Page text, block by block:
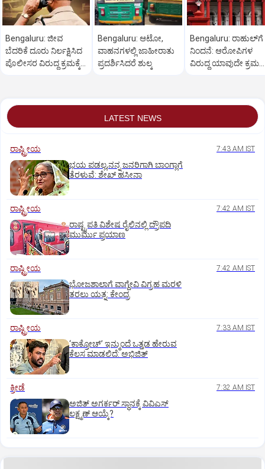
Bengaluru: ಜೀವ
ಬೆದರಿಕೆ ದೂರು ನಿರ್ಲಕ್ಷಿಸಿದ
ಪೊಲೀಸರ ವಿರುದ್ಧ ಕ್ರಮಕ್ಕೆ
Bengaluru: ಆಟೋ,
ವಾಹನಗಳಲ್ಲಿ ಜಾಹೀರಾತು
ಪ್ರದರ್ಶಿಸಿದರೆ ಶುಲ್ಕ
Bengaluru: ರಾಹುಲ್‌ಗೆ
ನಿಂದನೆ: ಆರೋಪಿಗಳ
ವಿರುದ್ಧ ಯಾವುದೇ ಕ್ರಮ
LATEST NEWS
ರಾಷ್ಟ್ರೀಯ 7:43 AM IST
ಭಯ ಪಡಲ್ಲ,ನನ್ನ ಜನರಿಗಾಗಿ ಬಾಂಗ್ಲಾಗೆ
ತೆರಳುವೆ: ಶೇಖ್‌ ಹಸೀನಾ
ರಾಷ್ಟ್ರೀಯ 7:42 AM IST
ರಾಷ್ಟ್ರಪತಿ ವಿಶೇಷ ರೈಲಿನಲ್ಲಿ ದ್ರೌಪದಿ
ಮುರ್ಮು ಪ್ರಯಾಣ
ರಾಷ್ಟ್ರೀಯ 7:42 AM IST
ಭೋಜಶಾಲಾಗೆ ವಾಗ್ದೇವಿ ವಿಗ್ರಹ ಮರಳಿ
ತರಲು ಯತ್ನ: ಕೇಂದ್ರ
ರಾಷ್ಟ್ರೀಯ 7:33 AM IST
‘ಕಾಕ್ರೋಚ್’ ಇನ್ಮುಂದೆ ಒತ್ತಡ ಹೇರುವ
ಕೆಲಸ ಮಾಡಲಿದೆ: ಅಭಿಜಿತ್
ಕ್ರೀಡೆ 7:32 AM IST
ಅಜಿತ್‌ ಅಗರ್ಕರ್‌ ಸ್ಥಾನಕ್ಕೆ ವಿವಿಎಸ್‌
ಲಕ್ಷ್ಮಣ್‌ ಆಯ್ಕೆ?